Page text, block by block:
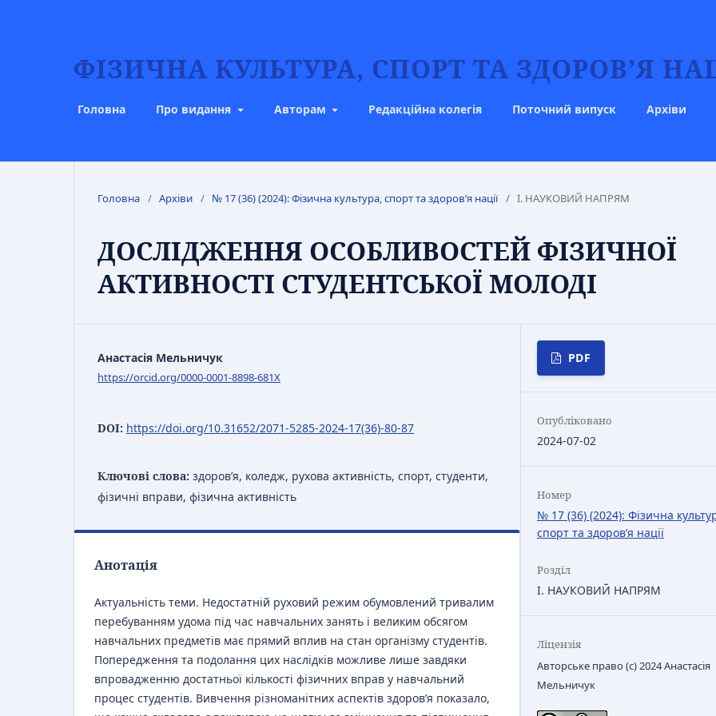
ФІЗИЧНА КУЛЬТУРА, СПОРТ ТА ЗДОРОВ’Я
Головна Про видання Авторам Редакційна колегія Поточний випуск Архіви
Головна / Архіви / № 17 (36) (2024): Фізична культура, спорт та здоров’я нації / І. НАУКОВИЙ НАПРЯМ
ДОСЛІДЖЕННЯ ОСОБЛИВОСТЕЙ ФІЗИЧНОЇ
АКТИВНОСТІ СТУДЕНТСЬКОЇ МОЛОДІ
Анастасія Мельничук
https://orcid.org/0000-0001-8898-681X
DOI: https://doi.org/10.31652/2071-5285-2024-17(36)-80-87
Ключові слова: здоров’я, коледж, рухова активність, спорт, студенти,
фізичні вправи, фізична активність
Анотація
Актуальність теми. Недостатній руховий режим обумовлений тривалим
перебуванням удома під час навчальних занять і великим обсягом
навчальних предметів має прямий вплив на стан організму студентів.
Попередження та подолання цих наслідків можливе лише завдяки
впровадженню достатньої кількості фізичних вправ у навчальний
процес студентів. Вивчення різноманітних аспектів здоров’я показало,
PDF
Опубліковано
2024-07-02
Номер
№ 17 (36) (2024): Фізична
спорт та здоров’я нації
Розділ
І. НАУКОВИЙ НАПРЯМ
Ліцензія
Авторське право (c) 2024 Анастасія
Мельничук